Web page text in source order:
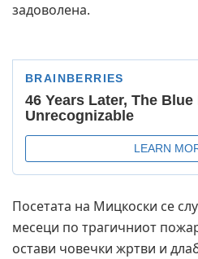
задоволена.
Посетата на Мицкоски се
месеци по трагичниот
остави човечки жртви и